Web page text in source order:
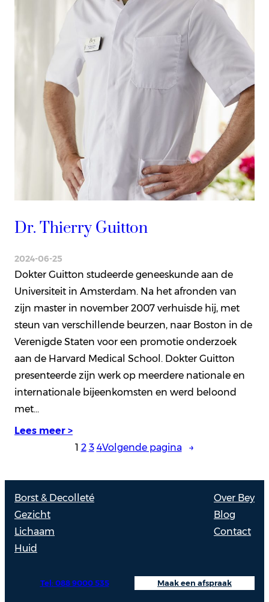
Dr. Thierry Guitton
2024-06-25
Dokter Guitton studeerde geneeskunde aan de
Universiteit in Amsterdam. Na het afronden van
zijn master in november 2007 verhuisde hij, met
steun van verschillende beurzen, naar Boston in de
Verenigde Staten voor een promotie onderzoek
aan de Harvard Medical School. Dokter Guitton
presenteerde zijn werk op meerdere nationale en
internationale bijeenkomsten en werd beloond
met…
Lees meer >
1 2 3 4Volgende pagina →
Borst & Decolleté
Gezicht
Lichaam
Huid
Over Bey
Blog
Contact
Maak een afspraak
Tel: 088 9000 535